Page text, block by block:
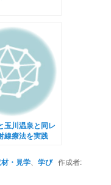
玉川温泉と同レ
線療法を実践
・見学、学び作成者: